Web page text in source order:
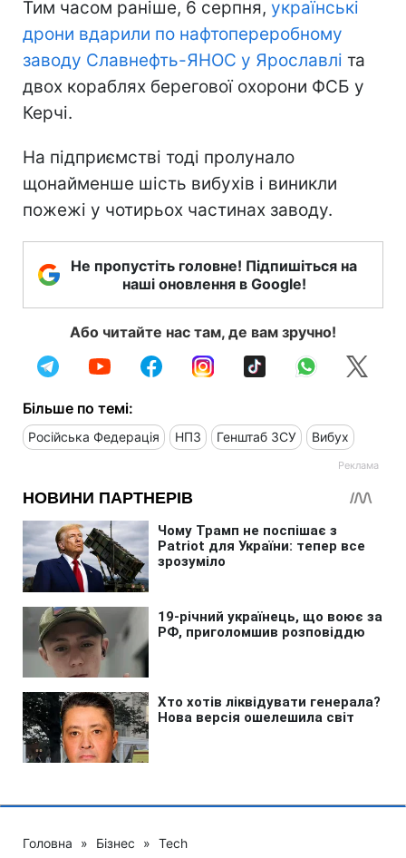
Тим часом раніше, 6 серпня, українські
дрони вдарили по нафтопереробному
заводу Славнефть-ЯНОС у Ярославлі та
двох кораблях берегової охорони ФСБ у
Керчі.
На підприємстві тоді пролунало
щонайменше шість вибухів і виникли
пожежі у чотирьох частинах заводу.
Не пропустіть головне! Підпишіться на
наші оновлення в Google!
Або читайте нас там, де вам зручно!
Більше по темі:
Російська Федерація НПЗ Генштаб ЗСУ Вибух
Головна » Бізнес » Tech